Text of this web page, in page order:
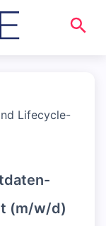
Lifecycle-
(m/w/d)